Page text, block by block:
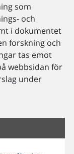
som
och
i dokumentet
forskning och
tas emot
webbsidan för
under